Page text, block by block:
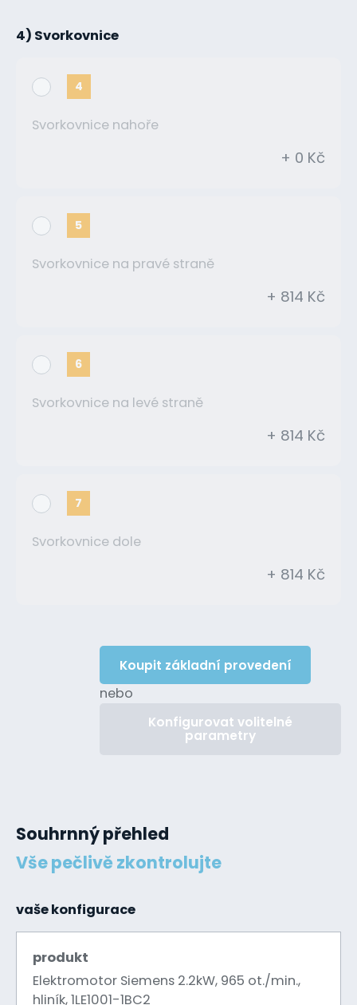
4) Svorkovnice
4
Svorkovnice nahoře
+ 0 Kč
5
Svorkovnice na pravé straně
+ 814 Kč
6
Svorkovnice na levé straně
+ 814 Kč
7
Svorkovnice dole
+ 814 Kč
Koupit základní provedení
nebo
Konfigurovat volitelné
parametry
Souhrnný přehled
Vše pečlivě zkontrolujte
vaše konfigurace
produkt
Elektromotor Siemens 2.2kW, 965 ot./min.,
hliník, 1LE1001-1BC2